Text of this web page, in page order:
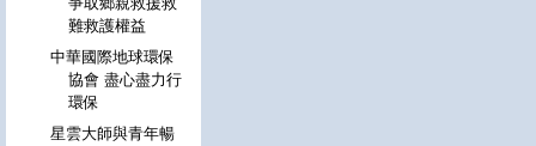
難救護權益
中華國際地球環保
協會 盡心盡力行
環保
星雲大師與青年暢